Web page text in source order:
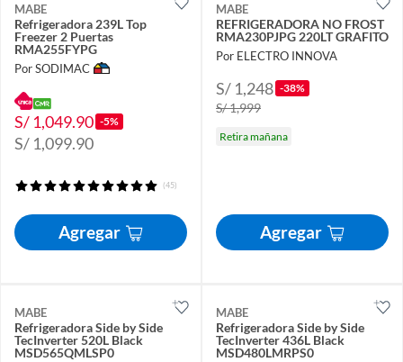
MABE
Refrigeradora 239L Top
Freezer 2 Puertas
RMA255FYPG
Por SODIMAC
S/ 1,049.90 -5%
S/ 1,099.90
(45)
Agregar
MABE
REFRIGERADORA NO FROST
RMA230PJPG 220LT GRAFITO
Por ELECTRO INNOVA
S/ 1,248 -38%
S/ 1,999
Retira mañana
Agregar
MABE
Refrigeradora Side by Side
TecInverter 520L Black
MSD565QMLSP0
MABE
Refrigeradora Side by Side
TecInverter 436L Black
MSD480LMRPS0